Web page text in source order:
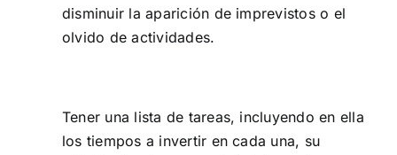
disminuir la aparición de imprevistos o el
olvido de actividades.
Tener una lista de tareas, incluyendo en ella
los tiempos a invertir en cada una, su